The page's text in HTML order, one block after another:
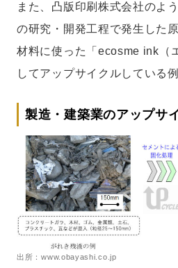
また、凸版印刷株式会社のよ
の研究・開発工程で発生した
材料に使った「ecosme ink（
してアップサイクルしている例
製造・建築業のアップサ
出所：www.obayashi.co.jp